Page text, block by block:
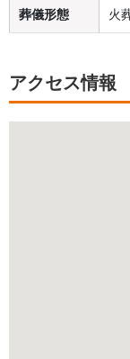
葬儀形態 火
アクセス情報